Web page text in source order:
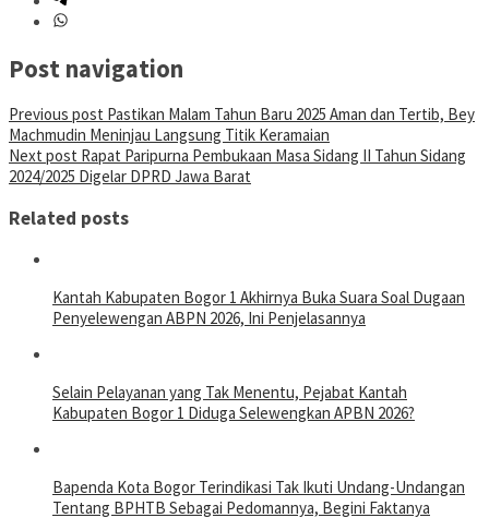
Post navigation
Previous post Pastikan Malam Tahun Baru 2025 Aman dan Tertib, Bey
Machmudin Meninjau Langsung Titik Keramaian
Next post Rapat Paripurna Pembukaan Masa Sidang II Tahun Sidang
2024/2025 Digelar DPRD Jawa Barat
Related posts
Kantah Kabupaten Bogor 1 Akhirnya Buka Suara Soal Dugaan
Penyelewengan ABPN 2026, Ini Penjelasannya
Selain Pelayanan yang Tak Menentu, Pejabat Kantah
Kabupaten Bogor 1 Diduga Selewengkan APBN 2026?
Bapenda Kota Bogor Terindikasi Tak Ikuti Undang-Undangan
Tentang BPHTB Sebagai Pedomannya, Begini Faktanya